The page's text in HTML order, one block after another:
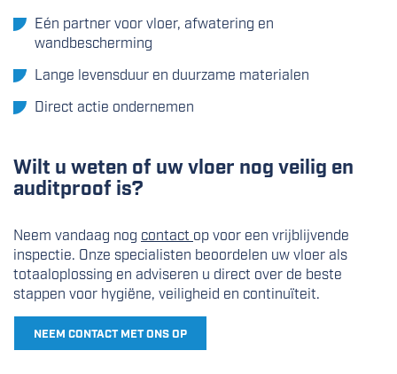
Eén partner voor vloer, afwatering en
wandbescherming
Lange levensduur en duurzame materialen
Direct actie ondernemen
Wilt u weten of uw vloer nog veilig en
auditproof is?
Neem vandaag nog contact op voor een vrijblijvende
inspectie. Onze specialisten beoordelen uw vloer als
totaaloplossing en adviseren u direct over de beste
stappen voor hygiëne, veiligheid en continuïteit.
NEEM CONTACT MET ONS OP